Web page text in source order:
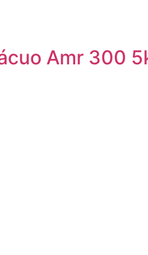
Amr 300